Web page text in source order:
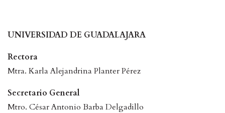
UNIVERSIDAD DE GUADALAJARA
Rectora
Mtra. Karla Alejandrina Planter Pérez
Secretario General
Mtro. César Antonio Barba Delgadillo